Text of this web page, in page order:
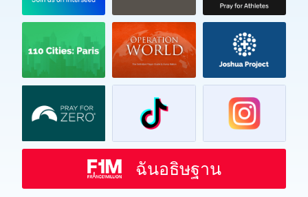
ฉันอธิษฐาน
Romanian
Russian
Spanish
Swahili
Tamil
Urdu
Vietnamese